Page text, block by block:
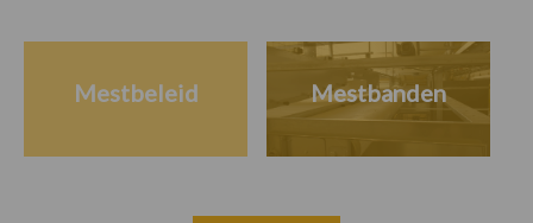
Mestbeleid Mestbanden